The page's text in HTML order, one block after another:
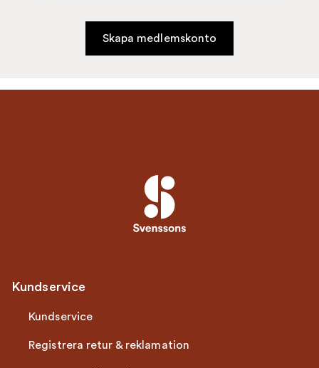
Skapa medlemskonto
Kundservice
Kundservice
Registrera retur & reklamation